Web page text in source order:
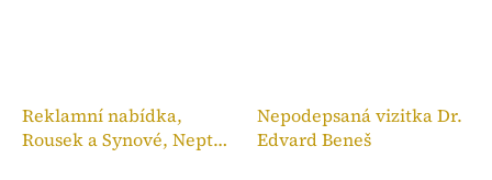
Reklamní nabídka,
Rousek a Synové, Neptun
Nepodepsaná vizitka Dr.
Edvard Beneš